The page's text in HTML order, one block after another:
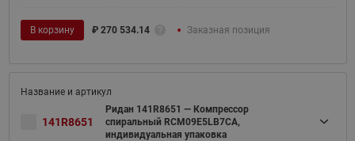
В корзину ₽ 270 534.14 Заказная позиция
141R8651
Ридан 141R8651 — Компрессор
спиральный RCM09E5LB7CA,
индивидуальная упаковка